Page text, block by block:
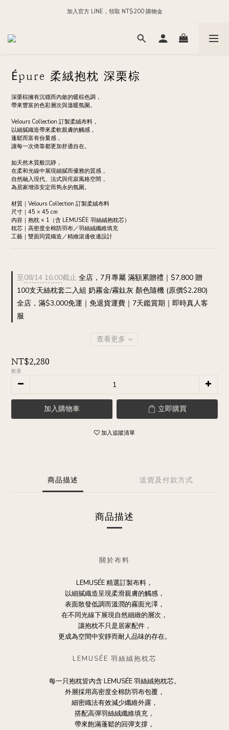
每日 24:00 前下單，現貨商品隔日出貨
加入官方 LINE，領取 NT$200 購物金
每日 24:00 前下單，現貨商品隔日出貨
Épure 柔絨抱枕 深栗棕
深栗棕擁有沉穩而內斂的暖棕色調，
帶來豐富的色彩層次與溫暖氛圍。
Velours Collection 訂製柔絨布料，
以細膩織造帶來柔軟親膚的觸感，
蓬鬆而富有份量感，
讓每一次倚靠都更加舒適自在。
如天然木質般沉靜，
在柔和光線中展現細膩而優雅的質感，
自然融入現代、法式與侘寂風格空間，
為居家增添安定而雋永的氛圍。
材質｜Velours Collection 訂製柔絨布料
尺寸｜45 × 45 cm
內容｜抱枕 × 1（含 LEMUSÉE 羽絲絨抱枕芯）
枕芯｜高密度全棉防羽布／羽絲絨纖維填充
工藝｜雙面同質織造／精緻滾邊收邊設計
至08/14 16:00截止 全店，7月專屬 滿額累贈禮｜$7,800 贈
100支天絲枕套二入組 奶霧金/霧鈦灰 顏色隨機 (原價$2,280)
全店，滿$3,000免運｜免退貨運費｜7天鑑賞期｜即時真人客
服
查看更多
NT$2,280
數量
加入購物車 立即購買
加入追蹤清單
商品描述 送貨及付款方式
商品描述
關於布料
LEMUSÉE 精選訂製布料，
以細膩織造呈現柔滑親膚的觸感，
表面散發低調而溫潤的霧面光澤，
在不同光線下展現自然細緻的層次，
讓抱枕不只是居家配件，
更成為空間中安靜而耐人品味的存在。
LEMUSÉE 羽絲絨抱枕芯
每一只抱枕皆內含 LEMUSÉE 羽絲絨抱枕芯。
外層採用高密度全棉防羽布包覆，
細密織法有效減少纖維外露，
搭配高彈羽絲絨纖維填充，
帶來飽滿蓬鬆的回彈支撐，